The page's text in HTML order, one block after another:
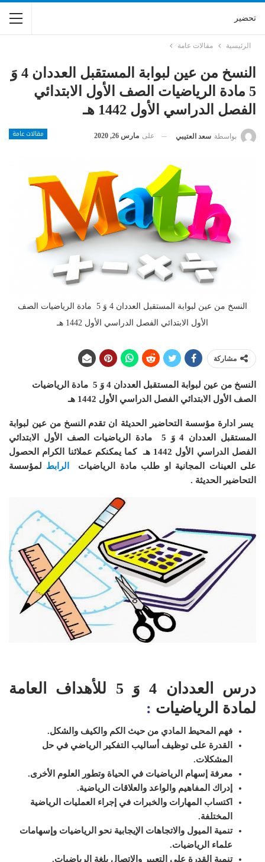
تحضير
الرئيسية مقالات عامة
النسخ من عين لبوابة المستقبل العددان 4 وَ
5 مادة الرياضيات الصف الأول الابتدائي
الفصل الدراسي الأول 1442 هـ
مقالات عامة بواسطة سعد العتيبي على مارس 26, 2020
النسخ من عين لبوابة المستقبل العددان 4 وَ 5 مادة الرياضيات الصف
الأول الابتدائي الفصل الدراسي الأول 1442 هـ
مشاركة
النسخ من عين لبوابة المستقبل العددان 4 وَ 5 مادة الرياضيات
الصف الأول الابتدائي الفصل الدراسي الأول 1442 هـ
يسر ادارة مؤسسة التحاضير الحديثة ان تقدم النسخ من عين لبوابة
المستقبل العددان 4 وَ 5 مادة الرياضيات الصف الأول الابتدائي
الفصل الدراسي الأول 1442 هـ
كما يمكنكم عملائنا الكرام الحصول
على العينات المجانية او طلب مادة الرياضيات
الرابط لمؤسسة
التحاضير الحديثة .
درس العددان 4 وَ 5 للأهداف العامة
لمادة الرياضيات :
فهم المحيط المادي من حيث الكم والكيف والشكل.
القدرة على توظيف أساليب التفكير الرياضي في حل
المشكلات.
معرفة إسهام الرياضيات في الحياة وتطور العلوم الأخرى.
إدراك المفاهيم والواعد والعلاقات الرياضية.
اكتساب المهارات والخبرات في إجراء العمليات الرياضية
المختلفة.
تنمية الميول والاتجاهات الإيجابية نحو الرياضيات وإسهامات
علماء الرياضيات.
تنمية القدرة على التعبير والاتصال بلغة الرياضيات.